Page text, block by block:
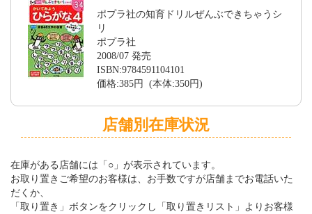
ポプラ社の知育ドリルぜんぶできちゃうシ
リ
ポプラ社
2008/07 発売
ISBN:9784591104101
価格:385円 (本体:350円)
店舗別在庫状況
在庫がある店舗には「○」が表示されています。
お取り置きご希望のお客様は、お手数ですが店舗までお電話いた
だくか、
「取り置き」ボタンをクリックし「取り置きリスト」よりお客様